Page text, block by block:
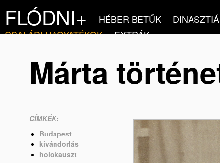
FLÓDNI+ HÉBER BETŰK
CSALÁDI HAGYATÉKOK
EXTRÁK
Márta
CÍMKÉK:
Budapest
kivándorlás
holokauszt